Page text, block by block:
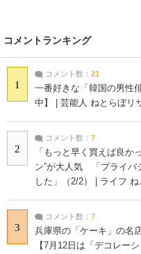
コメントランキング
1
コメント数： 21
一番好きな「韓国の男性
中】 | 芸能人 ねとらぼリ
2
コメント数： 7
「もっと早く買えば良
ン”が大人気 「プライバ
した」（2/2） | ライフ
3
コメント数： 7
兵庫県の「ケーキ」の名
【7月12日は「デコレー